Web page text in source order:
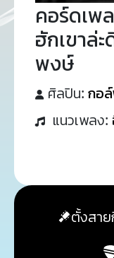
คอร์ดเพ
ฮักเขาล่
พงษ์
ศิลปิน: กอ
แนวเพลง:
ตั้งสา